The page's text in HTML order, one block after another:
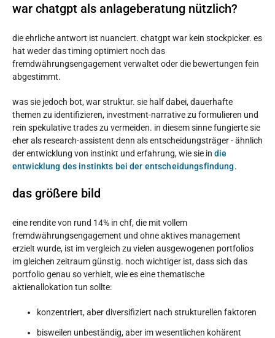
war chatgpt als anlageberatung nützlich?
die ehrliche antwort ist nuanciert. chatgpt war kein stockpicker. es
hat weder das timing optimiert noch das
fremdwährungsengagement verwaltet oder die bewertungen fein
abgestimmt.
was sie jedoch bot, war struktur. sie half dabei, dauerhafte
themen zu identifizieren, investment-narrative zu formulieren und
rein spekulative trades zu vermeiden. in diesem sinne fungierte sie
eher als research-assistent denn als entscheidungsträger - ähnlich
der entwicklung von instinkt und erfahrung, wie sie in die
entwicklung des instinkts bei der entscheidungsfindung.
das größere bild
eine rendite von rund 14% in chf, die mit vollem
fremdwährungsengagement und ohne aktives management
erzielt wurde, ist im vergleich zu vielen ausgewogenen portfolios
im gleichen zeitraum günstig. noch wichtiger ist, dass sich das
portfolio genau so verhielt, wie es eine thematische
aktienallokation tun sollte:
konzentriert, aber diversifiziert nach strukturellen faktoren
bisweilen unbeständig, aber im wesentlichen kohärent